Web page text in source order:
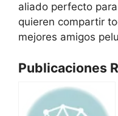
aliado perfecto
quieren compartir
mejores amigos
Publicaciones